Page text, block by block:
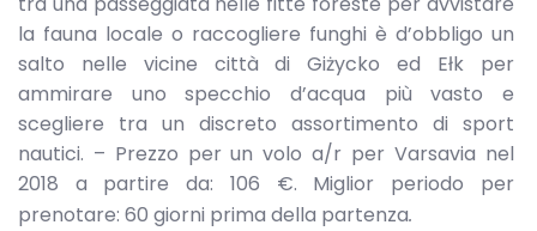
la fauna locale o raccogliere funghi è d’obbligo un
salto nelle vicine città di Giżycko ed Ełk per
ammirare uno specchio d’acqua più vasto e
scegliere tra un discreto assortimento di sport
nautici. – Prezzo per un volo a/r per Varsavia nel
2018 a partire da: 106 €. Miglior periodo per
prenotare: 60 giorni prima della partenza.